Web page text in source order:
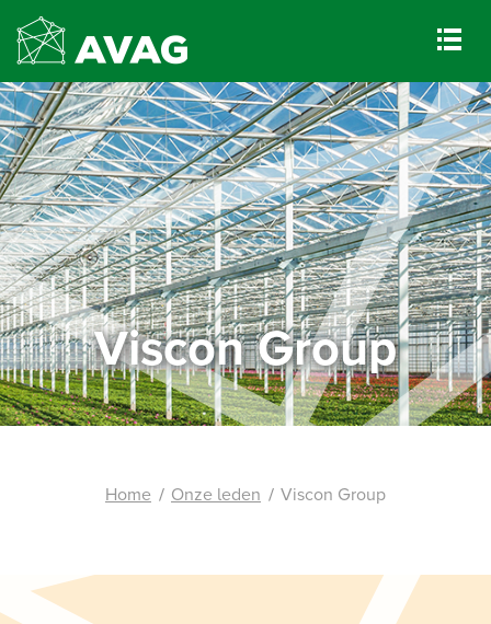
Viscon Group
Home Onze leden Viscon Group